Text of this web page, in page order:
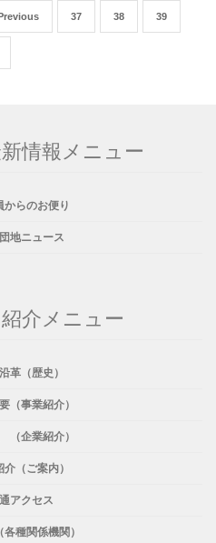
37 38 39
情報メニュー
からのお便り
地ニュース
介メニュー
革（歴史）
（事業紹介）
（企業紹介）
介（ご案内）
アクセス
各種関係機関）